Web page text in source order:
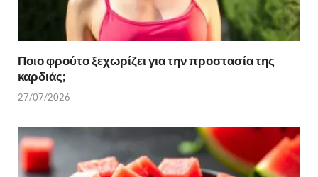
Ποιο φρούτο ξεχωρίζει για την προστασία της
καρδιάς;
27/07/2026